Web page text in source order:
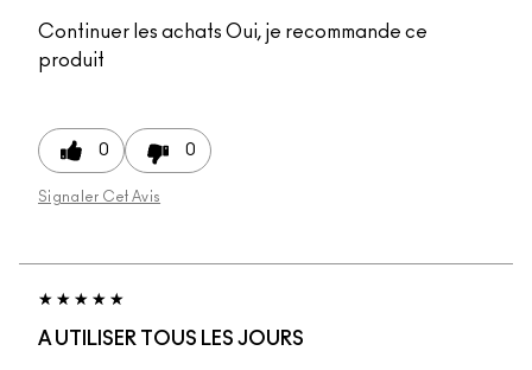
Continuer les achats Oui, je recommande ce
produit
0 0
Signaler Cet Avis
A UTILISER TOUS LES JOURS